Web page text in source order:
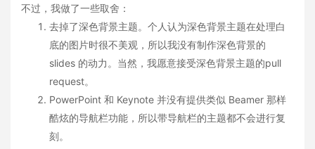
不过，我做了一些取舍：
去掉了深色背景主题。个人认为深色背景主题在处理白
底的图片时很不美观，所以我没有制作深色背景的
slides 的动力。当然，我愿意接受深色背景主题的pull
request。
PowerPoint 和 Keynote 并没有提供类似 Beamer 那样
酷炫的导航栏功能，所以带导航栏的主题都不会进行复
刻。